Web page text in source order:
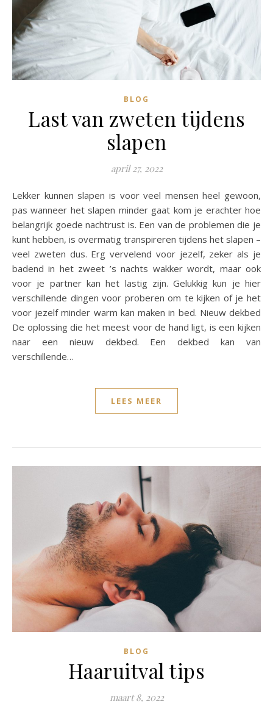
BLOG
Last van zweten tijdens
slapen
april 27, 2022
Lekker kunnen slapen is voor veel mensen heel gewoon,
pas wanneer het slapen minder gaat kom je erachter hoe
belangrijk goede nachtrust is. Een van de problemen die je
kunt hebben, is overmatig transpireren tijdens het slapen –
veel zweten dus. Erg vervelend voor jezelf, zeker als je
badend in het zweet ’s nachts wakker wordt, maar ook
voor je partner kan het lastig zijn. Gelukkig kun je hier
verschillende dingen voor proberen om te kijken of je het
voor jezelf minder warm kan maken in bed. Nieuw dekbed
De oplossing die het meest voor de hand ligt, is een kijken
naar een nieuw dekbed. Een dekbed kan van
verschillende…
LEES MEER
BLOG
Haaruitval tips
maart 8, 2022